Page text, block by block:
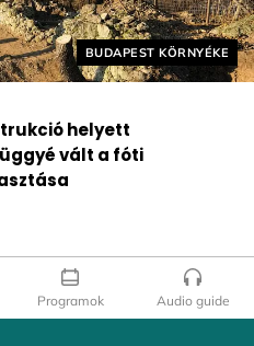
Helyszín címkék:
BUDAPEST KÖRNYÉKE
helyett
vált a fóti
Programok Audio guide